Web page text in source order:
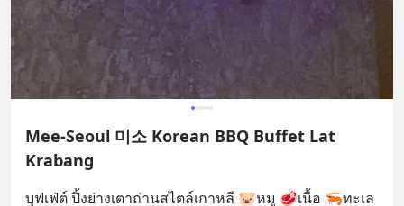
Mee-Seoul 미소 Korean BBQ Buffet Lat
Krabang
บุฟเฟ่ต์ ปิ้งย่างเตาถ่านสไตล์เกาหลี 🐷หมู 🥩เนื้อ 🦐ทะเล